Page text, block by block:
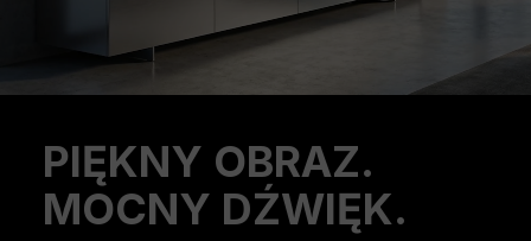
PIĘKNY OBRAZ.
MOCNY DŹWIĘK.
Previous